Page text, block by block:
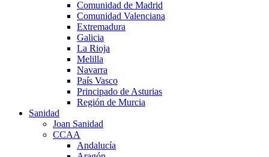
Comunidad de Madrid
Comunidad Valenciana
Extremadura
Galicia
La Rioja
Melilla
Navarra
País Vasco
Principado de Asturias
Región de Murcia
Sanidad
Joan Sanidad
CCAA
Andalucía